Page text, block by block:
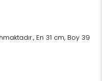
En 31 cm, Boy 39